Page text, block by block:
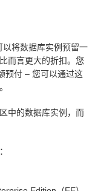
将数据库实例预留一
而言更大的折扣。您
预付 – 您可以通过这
中的数据库实例，而